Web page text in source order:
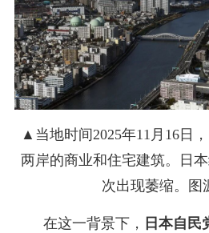
▲当地时间2025年11月16日
两岸的商业和住宅建筑。日
次出现萎缩。图
在这一背景下， 日本自民